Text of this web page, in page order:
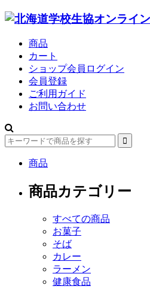
商品
カート
ショップ会員ログイン
会員登録
ご利用ガイド
お問い合わせ
商品
商品カテゴリー
すべての商品
お菓子
そば
カレー
ラーメン
健康食品